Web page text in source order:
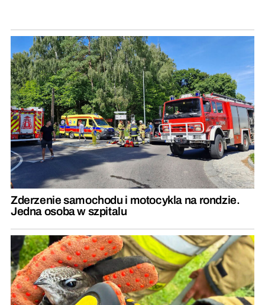
Zderzenie samochodu i motocykla na rondzie.
Jedna osoba w szpitalu